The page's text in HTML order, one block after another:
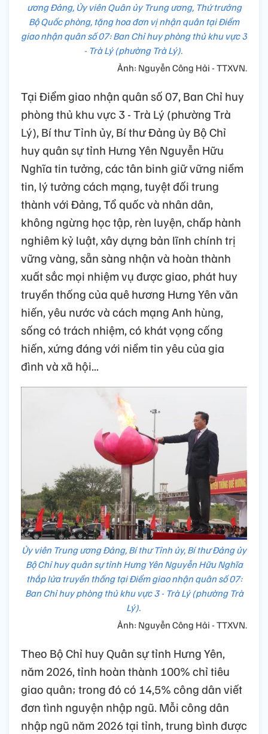
ương Đảng, Ủy viên Quân ủy Trung ương, Thứ trưởng
Bộ Quốc phòng, tặng hoa đơn vị nhận quân tại Điểm
giao nhận quân số 07: Ban Chỉ huy phòng thủ khu vực 3
- Trà Lý (phường Trà Lý).
Ảnh: Nguyễn Công Hải - TTXVN.
Tại Điểm giao nhận quân số 07, Ban Chỉ huy
phòng thủ khu vực 3 - Trà Lý (phường Trà
Lý), Bí thư Tỉnh ủy, Bí thư Đảng ủy Bộ Chỉ
huy quân sự tỉnh Hưng Yên Nguyễn Hữu
Nghĩa tin tưởng, các tân binh giữ vững niềm
tin, lý tưởng cách mạng, tuyệt đối trung
thành với Đảng, Tổ quốc và nhân dân,
không ngừng học tập, rèn luyện, chấp hành
nghiêm kỷ luật, xây dựng bản lĩnh chính trị
vững vàng, sẵn sàng nhận và hoàn thành
xuất sắc mọi nhiệm vụ được giao, phát huy
truyền thống của quê hương Hưng Yên văn
hiến, yêu nước và cách mạng Anh hùng,
sống có trách nhiệm, có khát vọng cống
hiến, xứng đáng với niềm tin yêu của gia
đình và xã hội...
Ủy viên Trung ương Đảng, Bí thư Tỉnh ủy, Bí thư Đảng ủy
Bộ Chỉ huy quân sự tỉnh Hưng Yên Nguyễn Hữu Nghĩa
thắp lửa truyền thống tại Điểm giao nhận quân số 07:
Ban Chỉ huy phòng thủ khu vực 3 - Trà Lý (phường Trà
Lý).
Ảnh: Nguyễn Công Hải - TTXVN.
Theo Bộ Chỉ huy Quân sự tỉnh Hưng Yên,
năm 2026, tỉnh hoàn thành 100% chỉ tiêu
giao quân; trong đó có 14,5% công dân viết
đơn tình nguyện nhập ngũ. Mỗi công dân
nhập ngũ năm 2026 tại tỉnh, trung bình được